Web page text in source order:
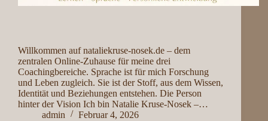
Willkommen auf nataliekruse-nosek.de – dem
zentralen Online-Zuhause für meine drei
Coachingbereiche. Sprache ist für mich Forschung
und Leben zugleich. Sie ist der Stoff, aus dem Wissen,
Identität und Beziehungen entstehen. Die Person
hinter der Vision Ich bin Natalie Kruse-Nosek –…
admin
Februar 4, 2026